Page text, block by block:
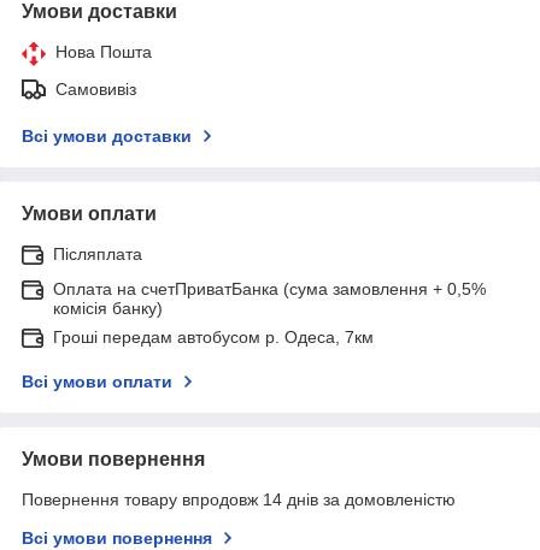
Умови доставки
Нова Пошта
Самовивіз
Всі умови доставки
Умови оплати
Післяплата
Оплата на счетПриватБанка (сума замовлення + 0,5%
комісія банку)
Гроші передам автобусом р. Одеса, 7км
Всі умови оплати
Умови повернення
Повернення товару впродовж 14 днів за домовленістю
Всі умови повернення